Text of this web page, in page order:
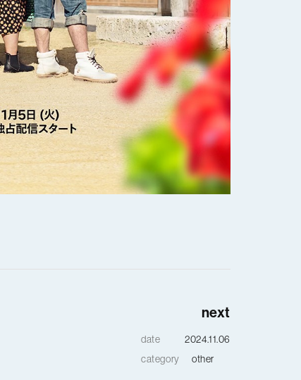
next
date
2024.11.06
category
other